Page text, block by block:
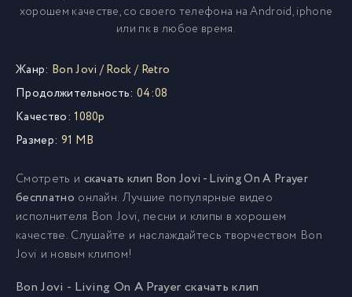
хорошем качестве, со своего телефона на Android, iphone
или пк в любое время.
Жанр: Bon Jovi /Rock/ Retro
Продолжительность: 04:08
Качество: 1080p
Размер: 91 MB
Смотреть и скачать клип Bon Jovi - Living On A Prayer
бесплатно онлайн. Лучшие популярные видео
исполнителя Bon Jovi, песни и клипы в хорошем
качестве. Слушайте и наслаждайтесь творчеством Bon
Jovi и новым клипом!
Bon Jovi - Living On A Prayer скачать клип